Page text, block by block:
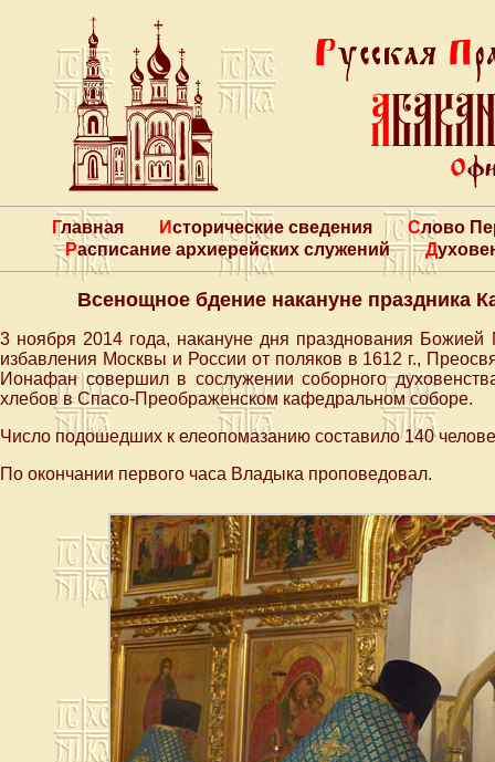
Главная Исторические сведения
Слово
Расписание архиерейских служений
Всенощное бдение накануне праздника
3 ноября 2014 года, накануне дня празднования
избавления Москвы и России от поляков в 1612 г.,
Ионафан совершил в сослужении соборного
хлебов в Спасо-Преображенском кафедральном соборе.
Число подошедших к елеопомазанию составило 140
По окончании первого часа Владыка проповедовал.